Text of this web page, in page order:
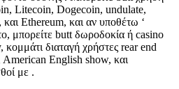
Litecoin, Dogecoin, undulate,
Ethereum, και αν υποθέτω ‘
μπορείτε butt δωροδοκία ή casino
διαταγή χρήστες rear end
English show, και
με .